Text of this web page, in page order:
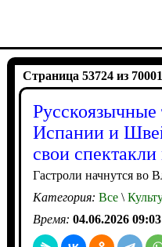
Страница 53724 из
Русскоязычные
Испании и
свои
Гастроли начнутся во
Категория: Все\
Время: 04.06.2026 09:03